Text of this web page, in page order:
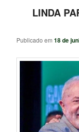
LINDA
Publicado em18 de